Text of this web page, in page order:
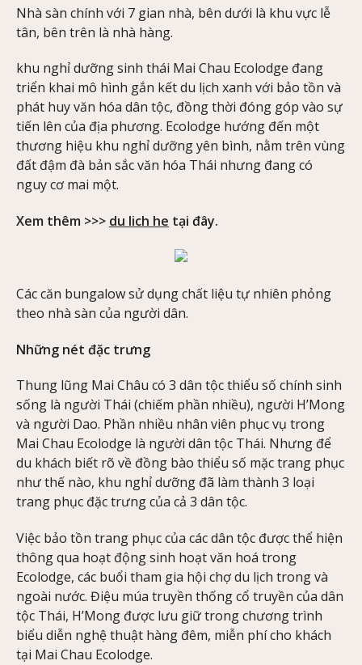
Nhà sàn chính với 7 gian nhà, bên dưới là khu vực lễ
tân, bên trên là nhà hàng.
khu nghỉ dưỡng sinh thái Mai Chau Ecolodge đang
triển khai mô hình gắn kết du lịch xanh với bảo tồn và
phát huy văn hóa dân tộc, đồng thời đóng góp vào sự
tiến lên của địa phương. Ecolodge hướng đến một
thương hiệu khu nghỉ dưỡng yên bình, nằm trên vùng
đất đậm đà bản sắc văn hóa Thái nhưng đang có
nguy cơ mai một.
Xem thêm >>> du lich he tại đây.
Các căn bungalow sử dụng chất liệu tự nhiên phỏng
theo nhà sàn của người dân.
Những nét đặc trưng
Thung lũng Mai Châu có 3 dân tộc thiểu số chính sinh
sống là người Thái (chiếm phần nhiều), người H’Mong
và người Dao. Phần nhiều nhân viên phục vụ trong
Mai Chau Ecolodge là người dân tộc Thái. Nhưng để
du khách biết rõ về đồng bào thiểu số mặc trang phục
như thế nào, khu nghỉ dưỡng đã làm thành 3 loại
trang phục đặc trưng của cả 3 dân tộc.
Việc bảo tồn trang phục của các dân tộc được thể hiện
thông qua hoạt động sinh hoạt văn hoá trong
Ecolodge, các buổi tham gia hội chợ du lịch trong và
ngoài nước. Điệu múa truyền thống cổ truyền của dân
tộc Thái, H’Mong được lưu giữ trong chương trình
biểu diễn nghệ thuật hàng đêm, miễn phí cho khách
tại Mai Chau Ecolodge.